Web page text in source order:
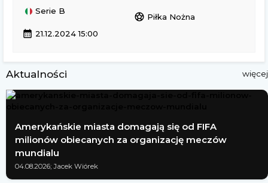
Serie B
sports_soccer Piłka Nożna
calendar_month 21.12.2024 15:00
Aktualności więcej
Amerykańskie miasta domagają się od FIFA
milionów obiecanych za organizację meczów
mundialu
04.08.2026; Jacek Wiórek